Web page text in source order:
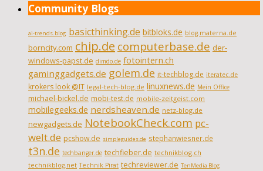
Community Blogs
ai-trends.blog basicthinking.de bitbloks.de blog.materna.de
borncity.com chip.de computerbase.de der-
windows-papst.de dimdo.de fotointern.ch
gaminggadgets.de golem.de it-techblog.de iteratec.de
krokers look @IT legal-tech-blog.de linuxnews.de Mein Office
michael-bickel.de mobi-test.de mobile-zeitgeist.com
mobilegeeks.de nerdsheaven.de netz-blog.de
newgadgets.de NotebookCheck.com pc-
welt.de pcshow.de simpleguides.de stephanwiesner.de
t3n.de techbanger.de techfieber.de technikblog.ch
technikblog.net Technik Pirat techreviewer.de TenMedia Blog